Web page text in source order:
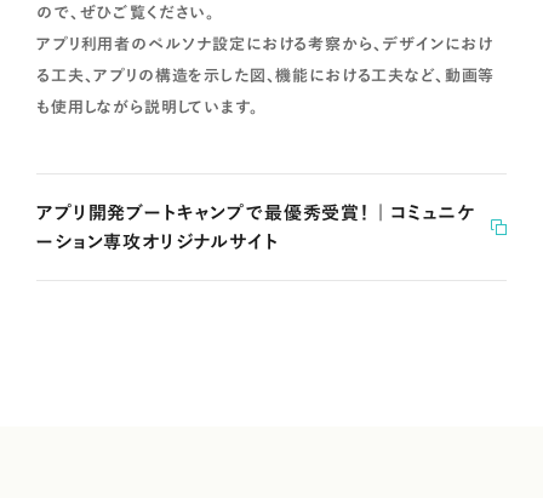
ので、ぜひご覧ください。
アプリ利用者のペルソナ設定における考察から、デザインにおけ
る工夫、アプリの構造を示した図、機能における工夫など、動画等
も使用しながら説明しています。
アプリ開発ブートキャンプで最優秀受賞！ | コミュニケ
ーション専攻オリジナルサイト